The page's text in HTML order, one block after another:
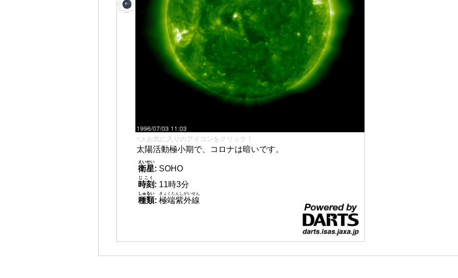
👈 お気に入りのアイコンをクリック！
太陽活動極小期で、コロナは暗いです。
衛星
えいせい
: SOHO
時刻
じこく
: 11時3分
種類
しゅるい
: 極端紫外線
きょくたんしがいせん